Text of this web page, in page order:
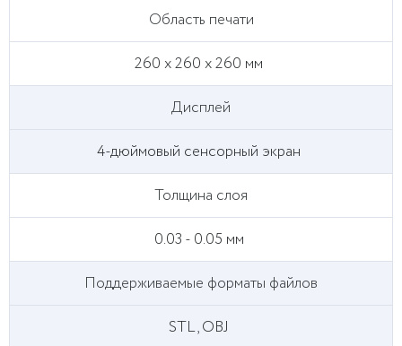
Область печати
260 x 260 x 260 мм
Дисплей
4-дюймовый сенсорный экран
Толщина слоя
0.03 - 0.05 мм
Поддерживаемые форматы файлов
STL, OBJ